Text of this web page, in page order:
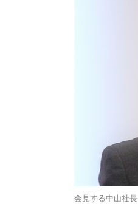
会見する中山社長